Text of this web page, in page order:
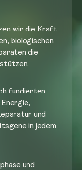
wir die Kraft
biologischen
die
fundierten
und
in jedem
und